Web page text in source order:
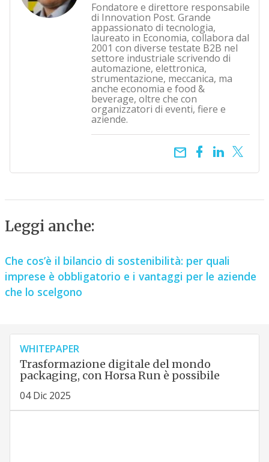
Fondatore e direttore responsabile
di Innovation Post. Grande
appassionato di tecnologia,
laureato in Economia, collabora dal
2001 con diverse testate B2B nel
settore industriale scrivendo di
automazione, elettronica,
strumentazione, meccanica, ma
anche economia e food &
beverage, oltre che con
organizzatori di eventi, fiere e
aziende.
email
Leggi anche:
Che cos’è il bilancio di sostenibilità: per quali
imprese è obbligatorio e i vantaggi per le aziende
che lo scelgono
WHITEPAPER
Trasformazione digitale del mondo
packaging, con Horsa Run è possibile
04 Dic 2025